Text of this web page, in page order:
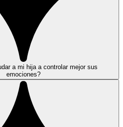
a mi hija a controlar mejor sus
emociones?